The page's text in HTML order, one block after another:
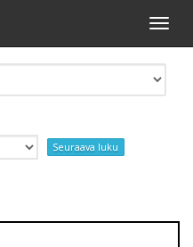
Seuraava luku